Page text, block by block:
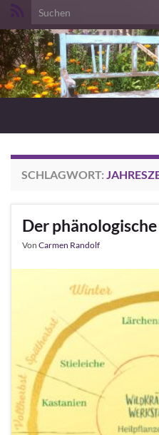
Search for:
SCHLAGWORT:
Der
Von Carmen Randolf